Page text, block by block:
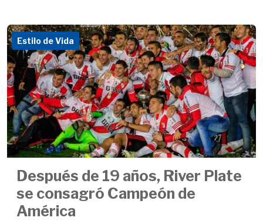
Estilo de Vida
Después de 19 años, River Plate
se consagró Campeón de
América